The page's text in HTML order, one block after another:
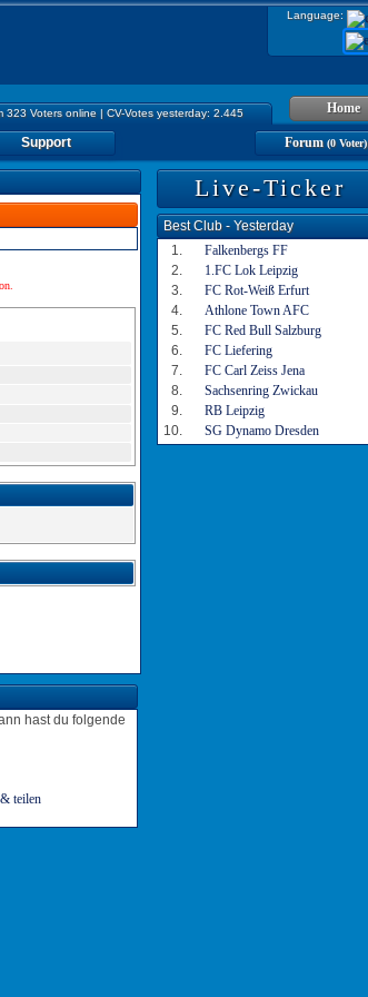
Language:
323 Voters online | CV-Votes yesterday: 2.445 Home
Forum(0 Voter)
Support
hast du folgende
teilen
Live-Ticker
Best Club - Yesterday
1.
Falkenbergs FF
2.
1.FC Lok Leipzig
3.
FC Rot-Weiß Erfurt
4.
Athlone Town AFC
5.
FC Red Bull Salzburg
6.
FC Liefering
7.
FC Carl Zeiss Jena
8.
Sachsenring Zwickau
9.
RB Leipzig
10.
SG Dynamo Dresden